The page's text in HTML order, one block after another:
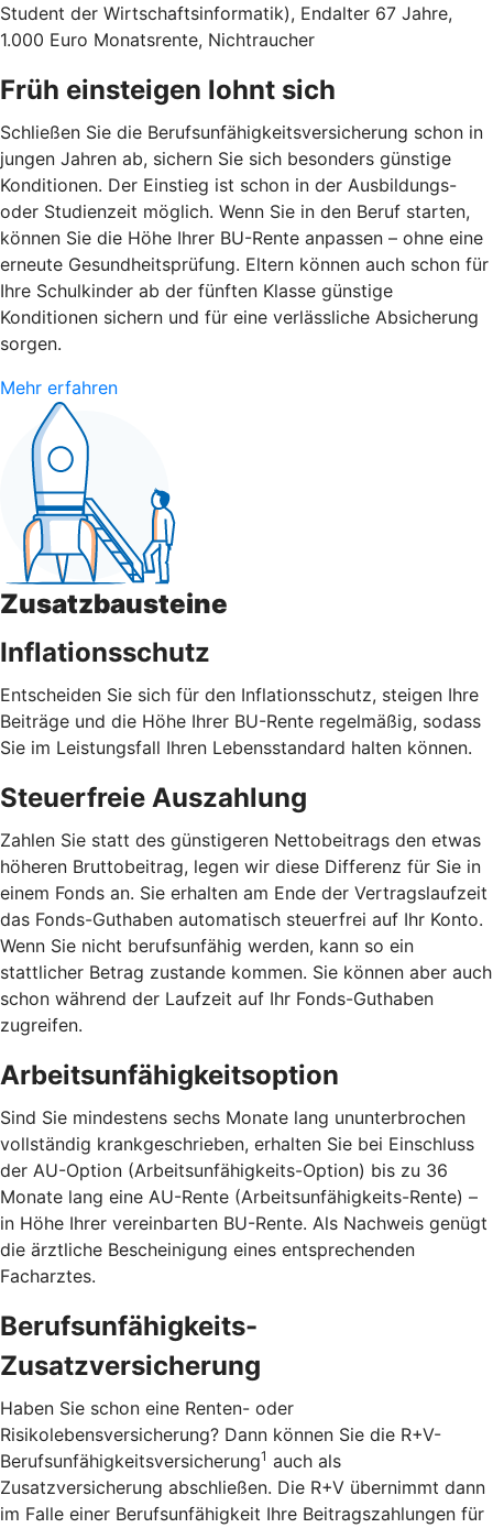
Student der Wirtschaftsinformatik), Endalter 67 Jahre,
1.000 Euro Monatsrente, Nichtraucher
Früh einsteigen lohnt sich
Schließen Sie die Berufsunfähigkeitsversicherung schon in
jungen Jahren ab, sichern Sie sich besonders günstige
Konditionen. Der Einstieg ist schon in der Ausbildungs-
oder Studienzeit möglich. Wenn Sie in den Beruf starten,
können Sie die Höhe Ihrer BU-Rente anpassen – ohne eine
erneute Gesundheitsprüfung. Eltern können auch schon für
Ihre Schulkinder ab der fünften Klasse günstige
Konditionen sichern und für eine verlässliche Absicherung
sorgen.
Mehr erfahren
Zusatzbausteine
Inflationsschutz
Entscheiden Sie sich für den Inflationsschutz, steigen Ihre
Beiträge und die Höhe Ihrer BU-Rente regelmäßig, sodass
Sie im Leistungsfall Ihren Lebensstandard halten können.
Steuerfreie Auszahlung
Zahlen Sie statt des günstigeren Nettobeitrags den etwas
höheren Bruttobeitrag, legen wir diese Differenz für Sie in
einem Fonds an. Sie erhalten am Ende der Vertragslaufzeit
das Fonds-Guthaben automatisch steuerfrei auf Ihr Konto.
Wenn Sie nicht berufsunfähig werden, kann so ein
stattlicher Betrag zustande kommen. Sie können aber auch
schon während der Laufzeit auf Ihr Fonds-Guthaben
zugreifen.
Arbeitsunfähigkeitsoption
Sind Sie mindestens sechs Monate lang ununterbrochen
vollständig krankgeschrieben, erhalten Sie bei Einschluss
der AU-Option (Arbeitsunfähigkeits-Option) bis zu 36
Monate lang eine AU-Rente (Arbeitsunfähigkeits-Rente) –
in Höhe Ihrer vereinbarten BU-Rente. Als Nachweis genügt
die ärztliche Bescheinigung eines entsprechenden
Facharztes.
Berufsunfähigkeits-
Zusatzversicherung
Haben Sie schon eine Renten- oder
Risikolebensversicherung? Dann können Sie die R+V-
Berufsunfähigkeitsversicherung1 auch als
Zusatzversicherung abschließen. Die R+V übernimmt dann
im Falle einer Berufsunfähigkeit Ihre Beitragszahlungen für